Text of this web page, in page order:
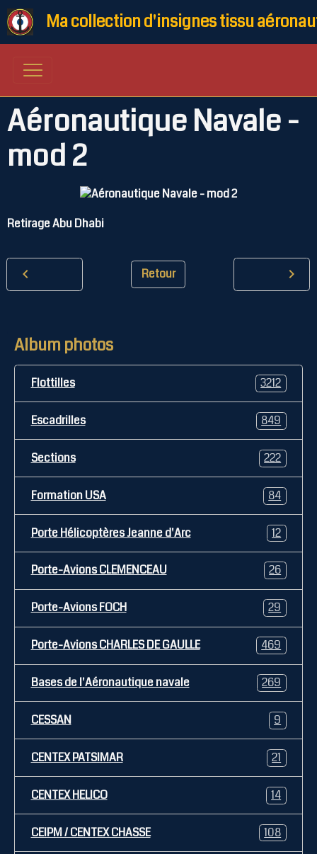
Ma collection d'insignes tissu
Aéronautique Navale -
mod 2
Retirage Abu Dhabi
Retour
Album photos
Flottilles 3212
Escadrilles 849
Sections 222
Formation USA 84
Porte Hélicoptères Jeanne d'Arc 12
Porte-Avions CLEMENCEAU 26
Porte-Avions FOCH 29
Porte-Avions CHARLES DE GAULLE 469
Bases de l'Aéronautique navale 269
CESSAN 9
CENTEX PATSIMAR 21
CENTEX HELICO 14
CEIPM / CENTEX CHASSE 108